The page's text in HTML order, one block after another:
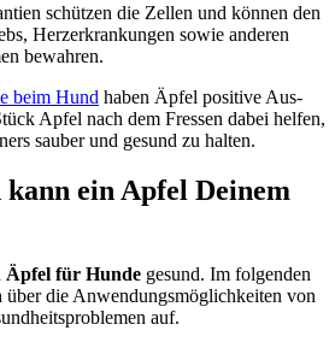
schüt­zen die Zel­len und kön­nen den
Herz­er­kran­kun­gen sowie ande­ren
bewah­ren.
beim Hund haben Äpfel posi­ti­ve Aus­
Apfel nach dem Fres­sen dabei hel­fen,
sau­ber und gesund zu hal­ten.
ein Apfel Dei­nem
Äpfel für Hun­de gesund. Im fol­gen­den
die Anwen­dungs­mög­lich­kei­ten von
auf.